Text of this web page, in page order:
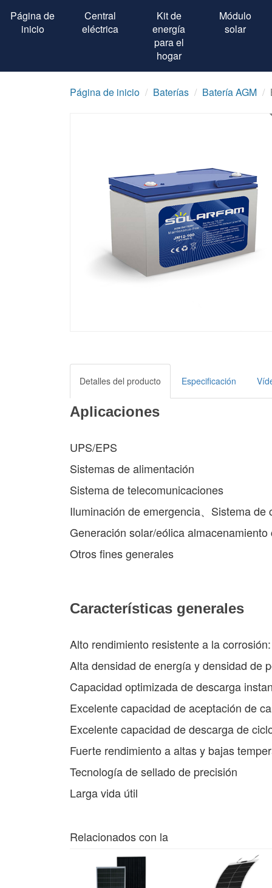
Página de
inicio
Central
eléctrica
Kit de
energía
para el
hogar
Módulo
solar
Página de inicio Baterías Batería AGM
Detalles del producto Especificación
Aplicaciones
UPS/EPS
Sistemas de alimentación
Sistema de telecomunicaciones
Iluminación de emergencia、Sistema de
Generación solar/eólica almacenamiento
Otros fines generales
Características generales
Alto rendimiento resistente a la
Alta densidad de energía y densidad de
Capacidad optimizada de descarga
Excelente capacidad de aceptación de
Excelente capacidad de descarga de
Fuerte rendimiento a altas y bajas
Tecnología de sellado de precisión
Larga vida útil
Relacionados con la